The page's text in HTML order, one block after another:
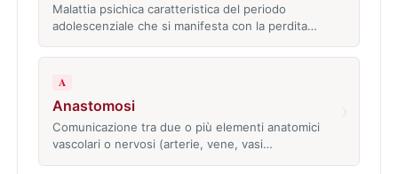
Malattia psichica caratteristica del periodo
adolescenziale che si manifesta con la perdita…
A
Anastomosi
Comunicazione tra due o più elementi anatomici
vascolari o nervosi (arterie, vene, vasi…